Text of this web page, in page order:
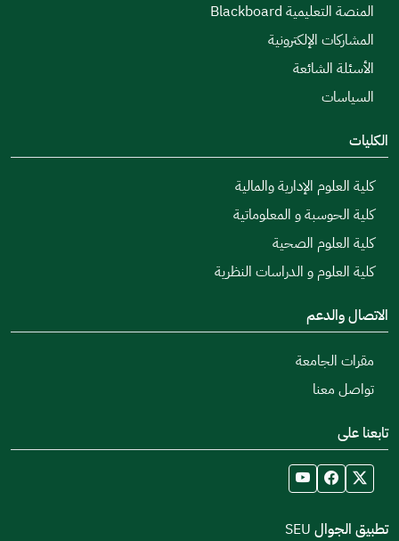
المنصة التعليمية Blackboard
المشاركات الإلكترونية
الأسئلة الشائعة
السياسات
الكليات
كلية العلوم الإدارية والمالية
كلية الحوسبة و المعلوماتية
كلية العلوم الصحية
كلية العلوم و الدراسات النظرية
الاتصال والدعم
مقرات الجامعة
تواصل معنا
تابعنا على
تطبيق الجوال SEU